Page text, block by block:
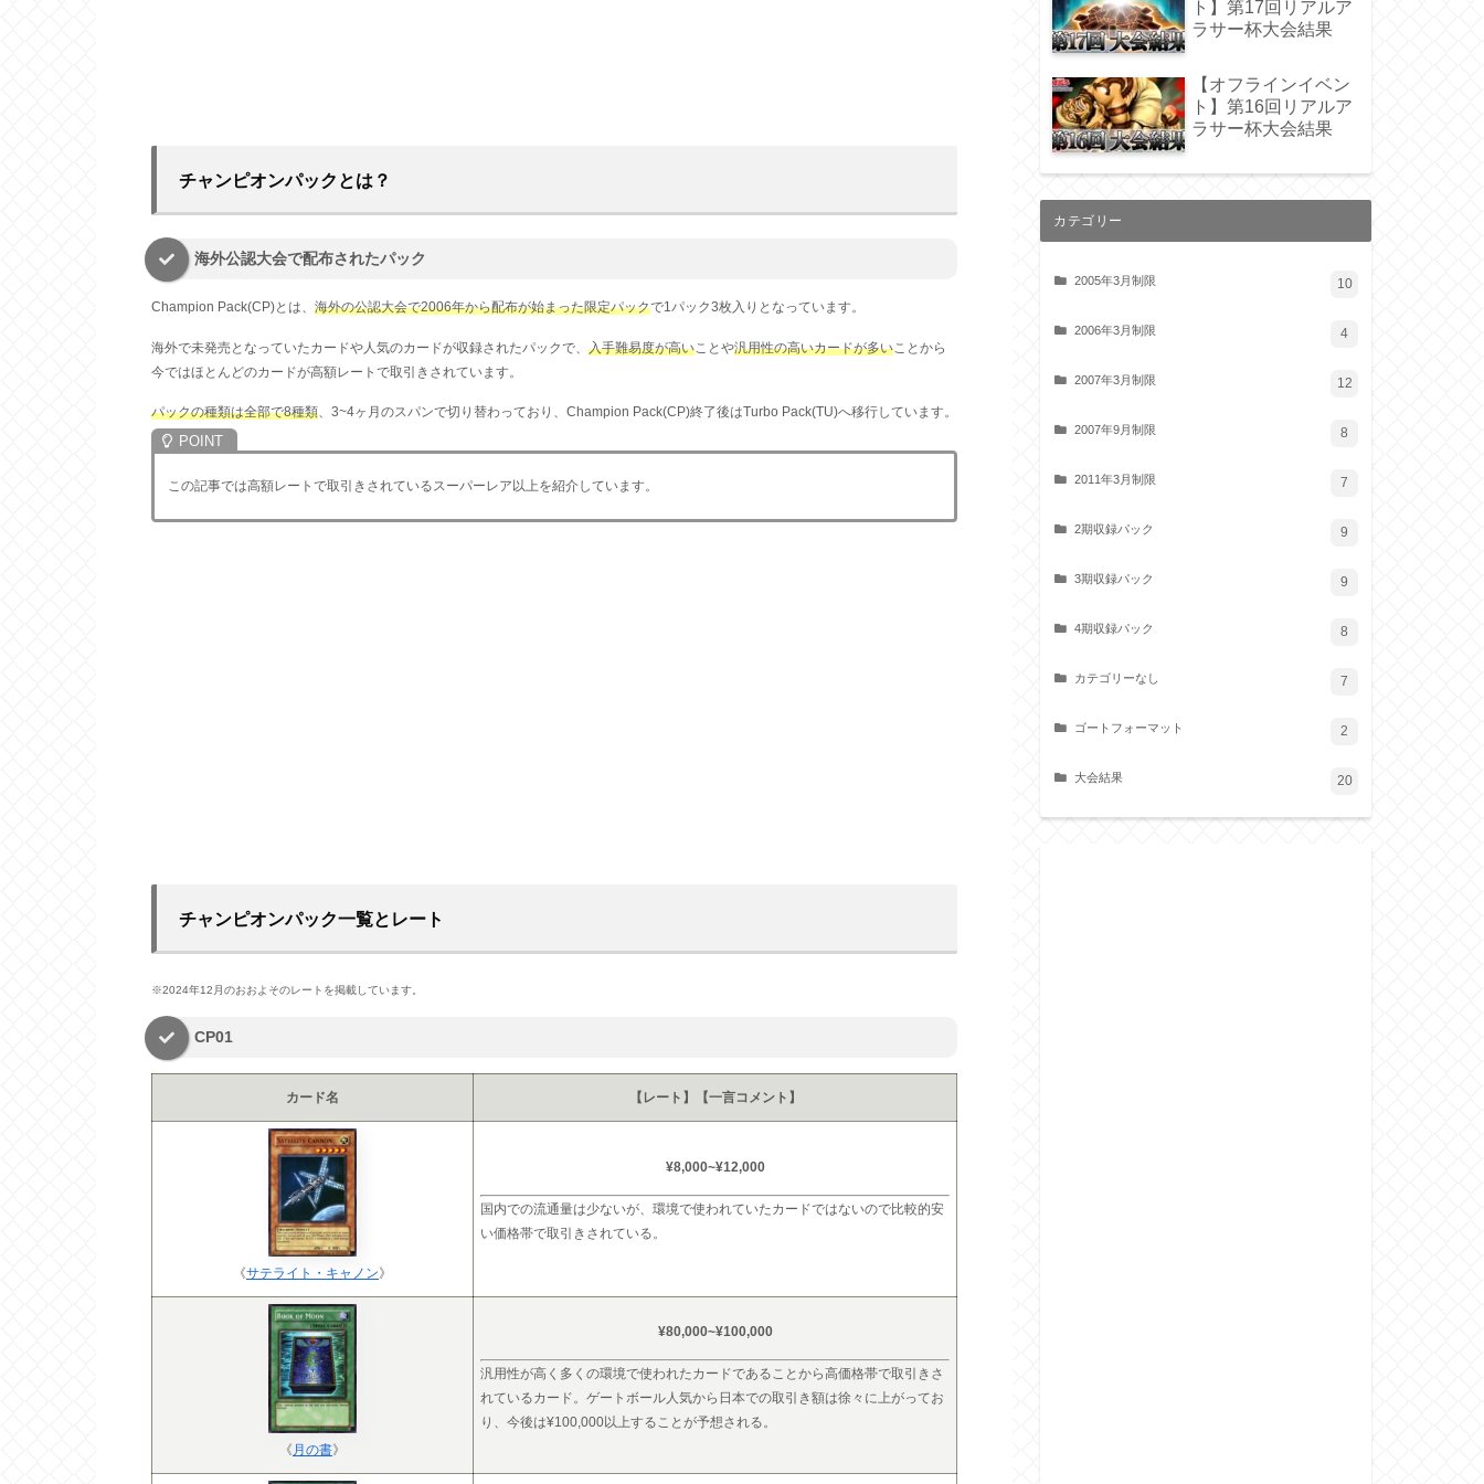
チャンピオンパックとは？
海外公認大会で配布されたパック
Champion Pack(CP)とは、 海外の公認大会で2006年から配布が始まった限定パックで1パック3枚入りとなっています。
海外で未発売となっていたカードや人気のカードが収録されたパックで、 入手難易度が高い ことや汎用性の高いカードが多い ことから
今ではほとんどのカードが高額レートで取引きされています。
パックの種類は全部で8種類、3~4ヶ月のスパンで切り替わっており、Champion Pack(CP)終了後はTurbo Pack(TU)へ移行しています。
この記事では高額レートで取引きされているスーパーレア以上を紹介しています。
チャンピオンパック一覧とレート
※2024年12月のおおよそのレートを掲載しています。
CP01
カード名 【レート】【一言コメント】
《サテライト・キャノン》
¥8,000~¥12,000
国内での流通量は少ないが、環境で使われていたカードではないので比較的安
い価格帯で取引きされている。
《 月の書》
¥80,000~¥100,000
汎用性が高く多くの環境で使われたカードであることから高価格帯で取引きさ
れているカード。ゲートボール人気から日本での取引き額は徐々に上がってお
り、今後は¥100,000以上することが予想される。
ト】第17回リアルア
ラサー杯大会結果
【オフラインイベン
ト】第16回リアルア
ラサー杯大会結果
カテゴリー
2005年3月制限 10
2006年3月制限 4
2007年3月制限 12
2007年9月制限 8
2011年3月制限 7
2期収録パック 9
3期収録パック 9
4期収録パック 8
カテゴリーなし 7
ゴートフォーマット 2
大会結果 20